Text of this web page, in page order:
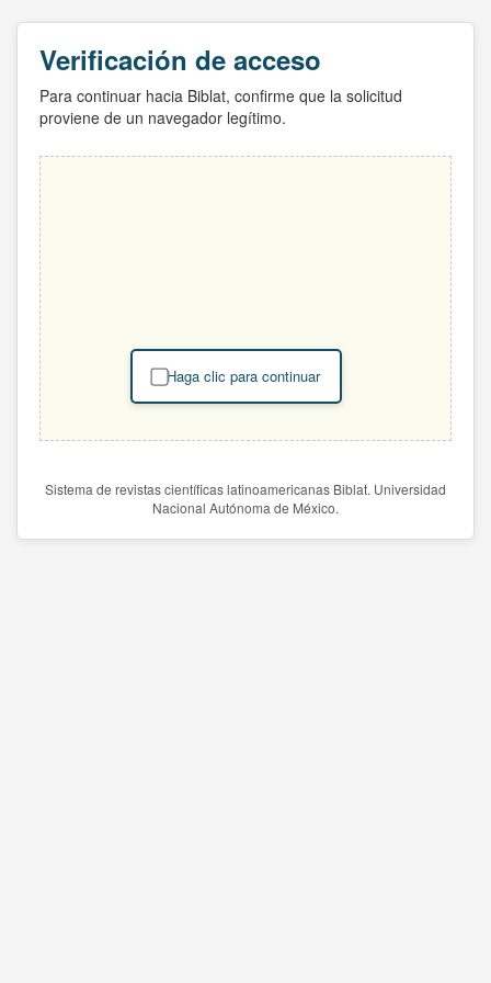
Verificación de acceso
Para continuar hacia Biblat, confirme que la solicitud
proviene de un navegador legítimo.
Haga clic para continuar
Sistema de revistas científicas latinoamericanas Biblat. Universidad
Nacional Autónoma de México.